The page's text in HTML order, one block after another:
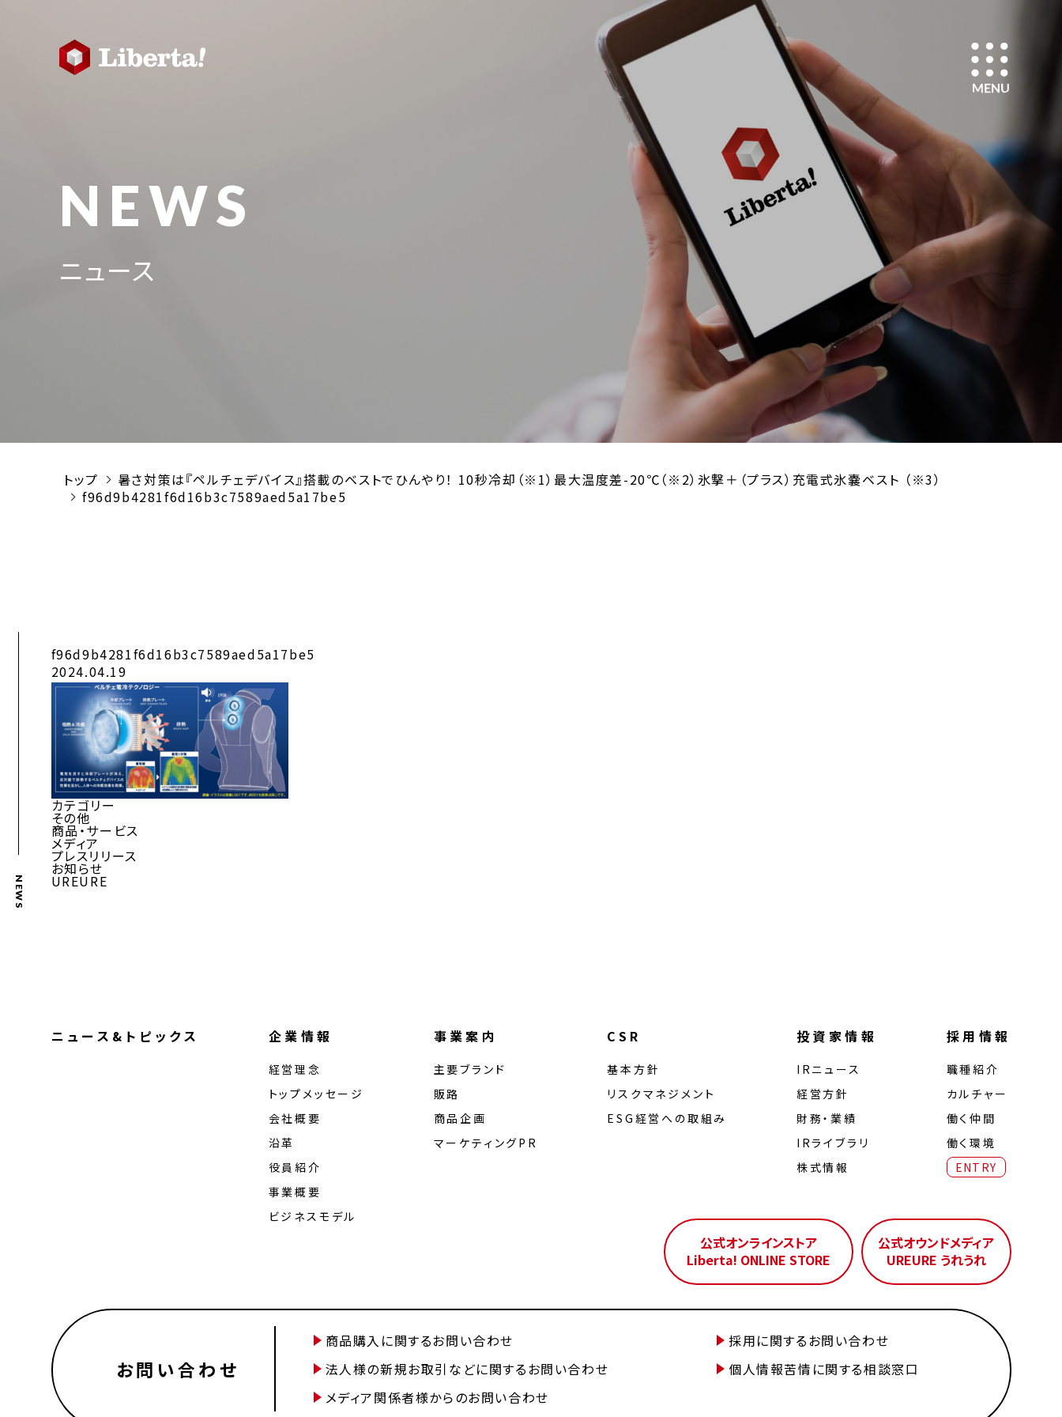
NEWS
ニュース
トップ
暑さ対策は『ペルチェデバイス』搭載のベストでひんやり！ 10秒冷却（※1）最大温度差-20℃（※2）氷撃＋（プラス）充電式氷嚢ベスト （※3）
f96d9b4281f6d16b3c7589aed5a17be5
NEWS
f96d9b4281f6d16b3c7589aed5a17be5
2024.04.19
カテゴリー
その他
商品・サービス
メディア
プレスリリース
お知らせ
UREURE
ニュース&トピックス 企業情報
経営理念
トップメッセージ
会社概要
沿革
役員紹介
事業概要
ビジネスモデル
事業案内
主要ブランド
販路
商品企画
マーケティングPR
CSR
基本方針
リスクマネジメント
ESG経営への取組み
投資家情報
IRニュース
経営⽅針
財務・業績
IRライブラリ
株式情報
採用情報
職種紹介
カルチャー
働く仲間
働く環境
ENTRY
公式オンラインストア
Liberta! ONLINE STORE
公式オウンドメディア
UREURE うれうれ
お問い合わせ
商品購入に関するお問い合わせ
採用に関するお問い合わせ
法人様の新規お取引などに関するお問い合わせ
個人情報苦情に関する相談窓口
メディア関係者様からのお問い合わせ